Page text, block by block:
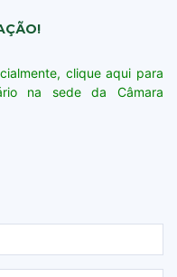
clique aqui para
na sede da Câmara